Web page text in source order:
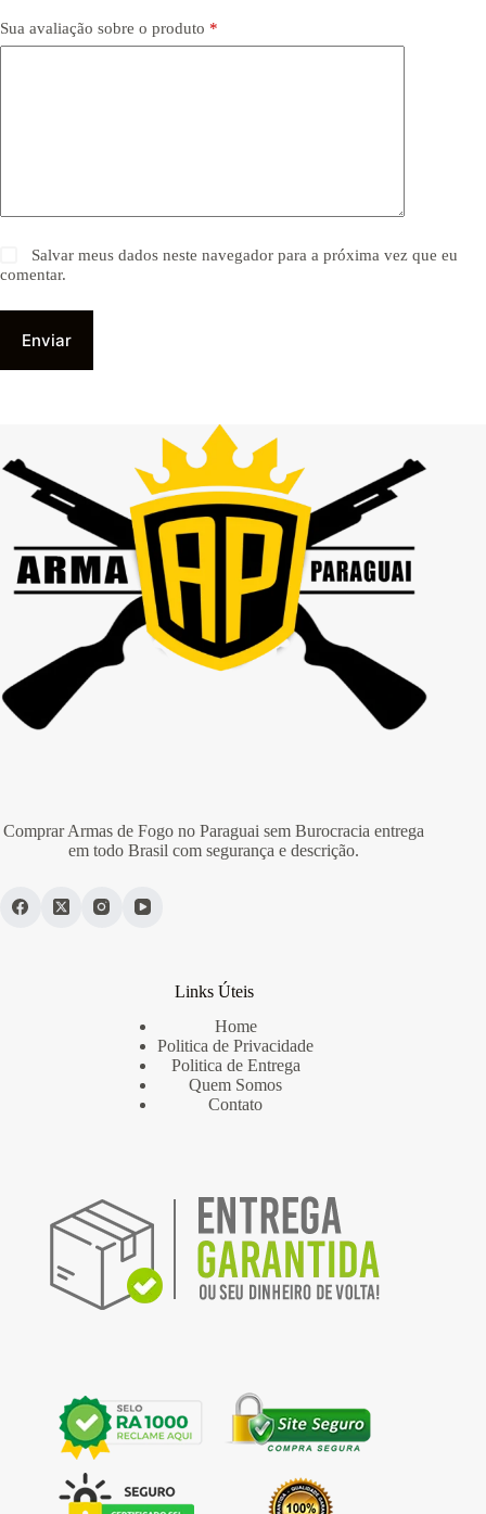
Sua avaliação sobre o produto *
Salvar meus dados neste navegador para a próxima vez que eu
comentar.
Enviar
Comprar Armas de Fogo no Paraguai sem Burocracia entrega
em todo Brasil com segurança e descrição.
Links Úteis
Home
Politica de Privacidade
Politica de Entrega
Quem Somos
Contato